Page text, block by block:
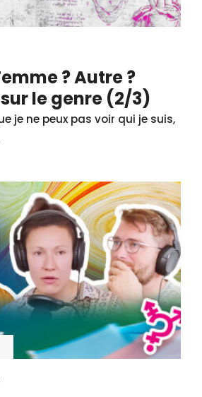
? Autre ?
le genre (2/3)
je ne peux pas voir qui je suis,